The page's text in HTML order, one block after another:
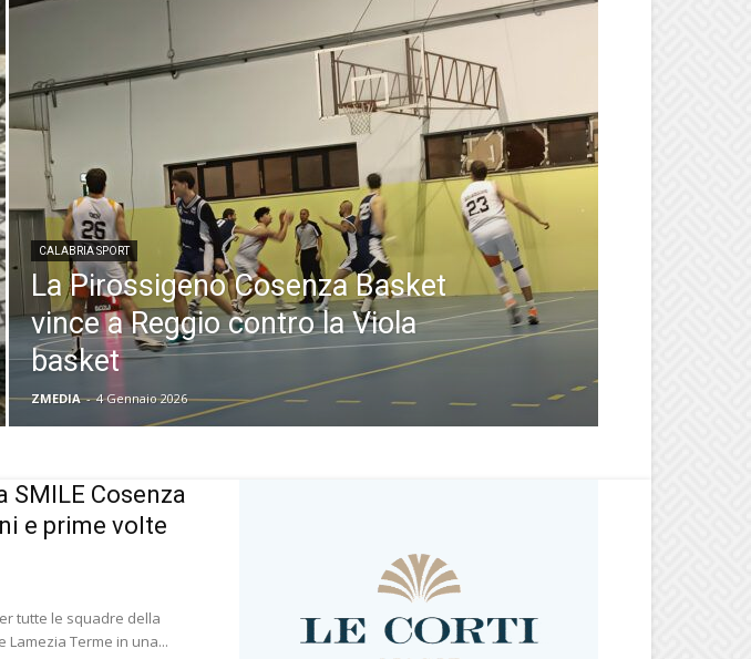
CALABRIA SPORT
La Pirossigeno Cosenza Basket
vince a Reggio contro la Viola
basket
ZMEDIA - 4 Gennaio 2026
SMILE Cosenza
e prime volte
tutte le squadre della
Lamezia Terme in una...